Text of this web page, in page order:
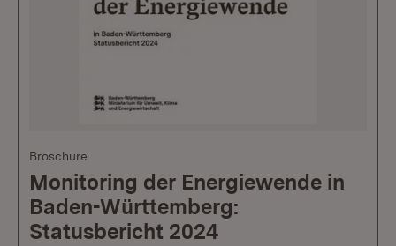
Broschüre
Monitoring der Energiewende in
Baden-Württemberg:
Statusbericht 2024